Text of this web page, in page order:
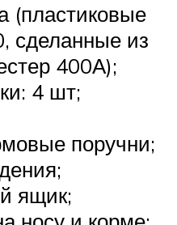
(пластиковые
сделанные из
400А);
4 шт;
поручни;
ящик;